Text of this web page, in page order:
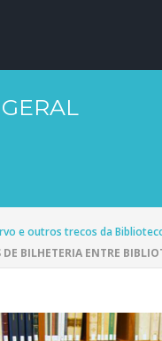
e outros trecos da
DE BILHETERIA ENTRE